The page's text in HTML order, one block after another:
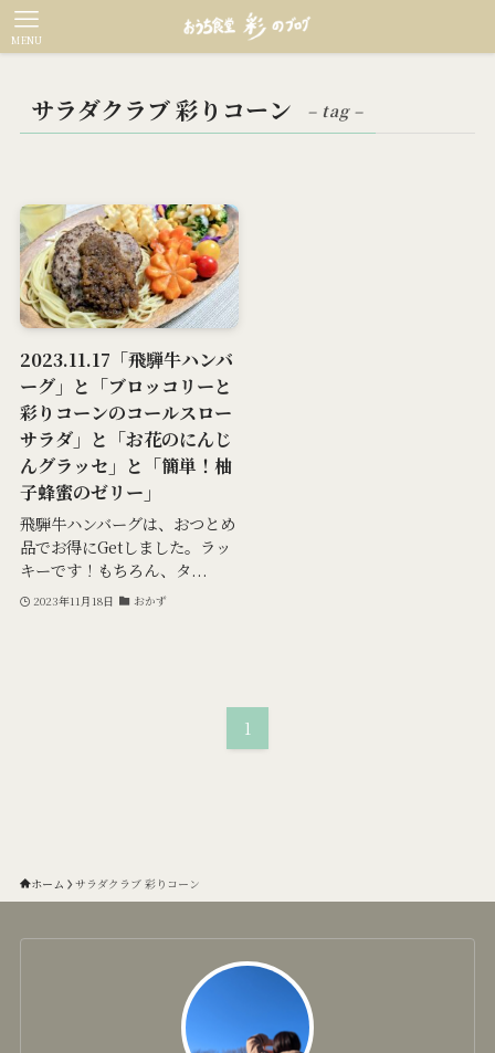
MENU
サラダクラブ 彩りコーン – tag –
2023.11.17「飛騨牛ハンバ
ーグ」と「ブロッコリーと
彩りコーンのコールスロー
サラダ」と「お花のにんじ
んグラッセ」と「簡単！柚
子蜂蜜のゼリー」
飛騨牛ハンバーグは、おつとめ
品でお得にGetしました。ラッ
キーです！もちろん、タ...
2023年11月18日 おかず
1
ホーム サラダクラブ 彩りコーン